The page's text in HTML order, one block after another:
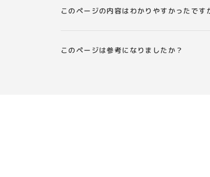
このページの内容はわかりやすかったです
このページは参考になりましたか？